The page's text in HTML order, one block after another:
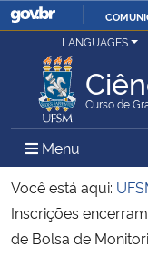
Ministério da Justiça e
Ministério da Defesa
Ministério das Relações
Ministério da Economia
LANGUAGES
Curso de
Menu Menu
Você está aqui:
Inscrições
de Bolsa de